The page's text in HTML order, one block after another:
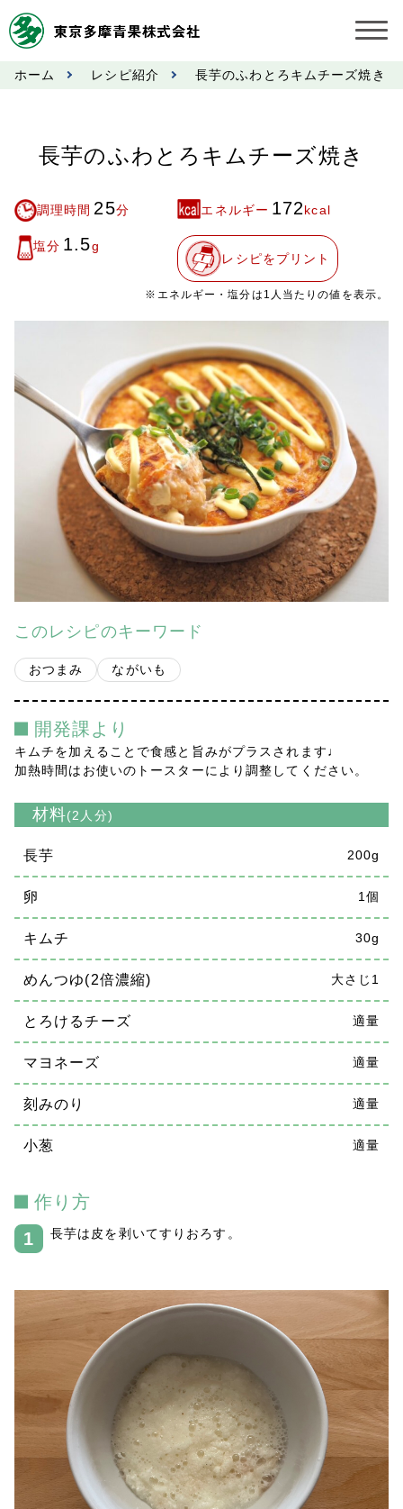
お知らせ
市況情報
奨励金受託手数料
営業日カレンダー
会社案内
多摩青果便り
採用情報
アクセス
プライバシーポリシー
ホーム レシピ紹介 長芋のふわとろキムチーズ焼き
長芋のふわとろキムチーズ焼き
調理時間 25分 エネルギー 172kcal
塩分 1.5g
レシピをプリント
※エネルギー・塩分は1人当たりの値を表示。
このレシピのキーワード
おつまみ ながいも
開発課より
キムチを加えることで食感と旨みがプラスされます♩
加熱時間はお使いのトースターにより調整してください。
材料(2人分)
長芋 200g
卵 1個
キムチ 30g
めんつゆ(2倍濃縮) 大さじ1
とろけるチーズ 適量
マヨネーズ 適量
刻みのり 適量
小葱 適量
作り方
長芋は皮を剥いてすりおろす。